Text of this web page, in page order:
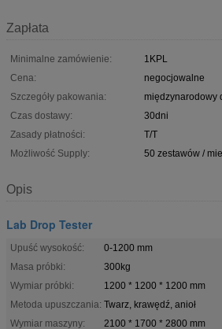
Zapłata
Minimalne zamówienie:
1KPL
Cena:
negocjowalne
Szczegóły pakowania:
międzynarodowy
Czas dostawy:
30dni
Zasady płatności:
T/T
Możliwość Supply:
50 zestawów /
Opis
Lab Drop Tester
Upuść wysokość:
0-1200 mm
Masa próbki:
300kg
Wymiar próbki:
1200 * 1200 * 1200 mm
Metoda upuszczania: Twarz, krawędź, anioł
Wymiar maszyny:
2100 * 1700 * 2800 mm